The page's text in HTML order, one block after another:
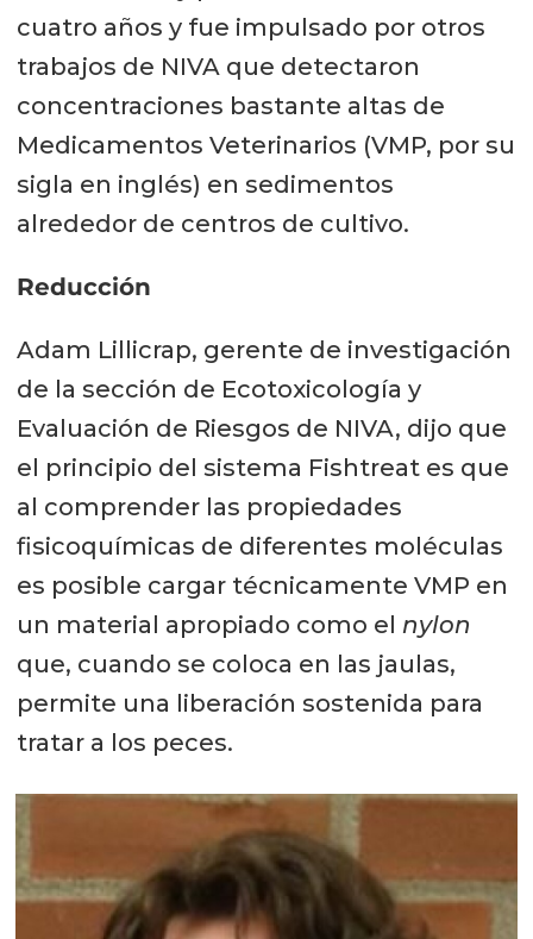
cuatro años y fue impulsado por otros
trabajos de NIVA que detectaron
concentraciones bastante altas de
Medicamentos Veterinarios (VMP, por su
sigla en inglés) en sedimentos
alrededor de centros de cultivo.
Reducción
Adam Lillicrap, gerente de investigación
de la sección de Ecotoxicología y
Evaluación de Riesgos de NIVA, dijo que
el principio del sistema Fishtreat es que
al comprender las propiedades
fisicoquímicas de diferentes moléculas
es posible cargar técnicamente VMP en
un material apropiado como el nylon
que, cuando se coloca en las jaulas,
permite una liberación sostenida para
tratar a los peces.